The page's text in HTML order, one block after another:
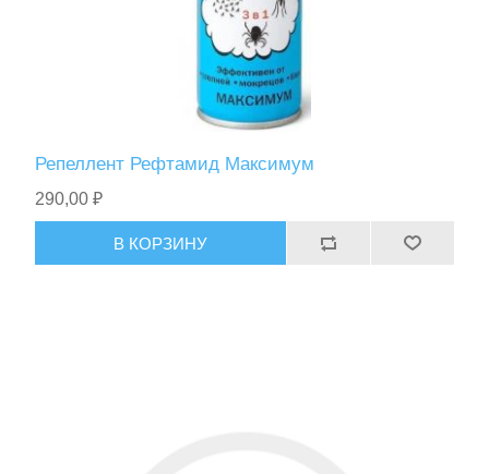
Репеллент Рефтамид Максимум
290,00 ₽
В КОРЗИНУ